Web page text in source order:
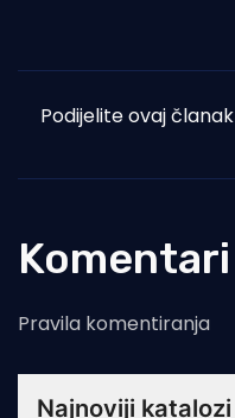
Podijelite ovaj članak
Komentari
Pravila komentiranja